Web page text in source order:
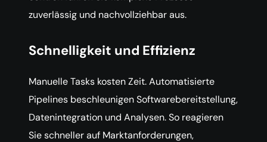
zuverlässig und nachvollziehbar aus.
Schnelligkeit und Effizienz
Manuelle Tasks kosten Zeit. Automatisierte
Pipelines beschleunigen Softwarebereitstellung,
Datenintegration und Analysen. So reagieren
Sie schneller auf Marktanforderungen,